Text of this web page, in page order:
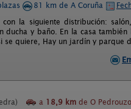
81 km de A Coruña
la siguiente distribución:
ducha y baño. En la casa
se quiere, Hay un jardín y parque
a 18,9 km de O